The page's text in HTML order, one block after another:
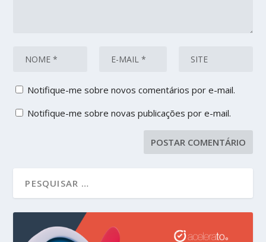
Notifique-me sobre novos comentários por e-mail.
Notifique-me sobre novas publicações por e-mail.